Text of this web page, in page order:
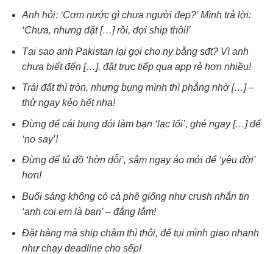
Anh hỏi: ‘Cơm nước gì chưa người đẹp?’ Mình trả lời:
‘Chưa, nhưng đặt […] rồi, đợi ship thôi!’
Tại sao anh Pakistan lại gọi cho ny bằng sđt? Vì anh
chưa biết đến […], đặt trực tiếp qua app rẻ hơn nhiều!
Trái đất thì tròn, nhưng bụng mình thì phẳng nhờ […] –
thử ngay kẻo hết nha!
Đừng để cái bụng đói làm bạn ‘lạc lối’, ghé ngay […] để
‘no say’!
Đừng để tủ đồ ‘hờn dỗi’, sắm ngay áo mới để ‘yêu đời’
hơn!
Buổi sáng không có cà phê giống như crush nhắn tin
‘anh coi em là bạn’ – đắng lắm!
Đặt hàng mà ship chậm thì thôi, để tụi mình giao nhanh
như chạy deadline cho sếp!